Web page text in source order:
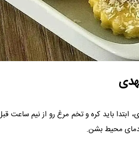
باید کره و تخم مرغ رو از نیم ساعت
دمای محیط بشن.